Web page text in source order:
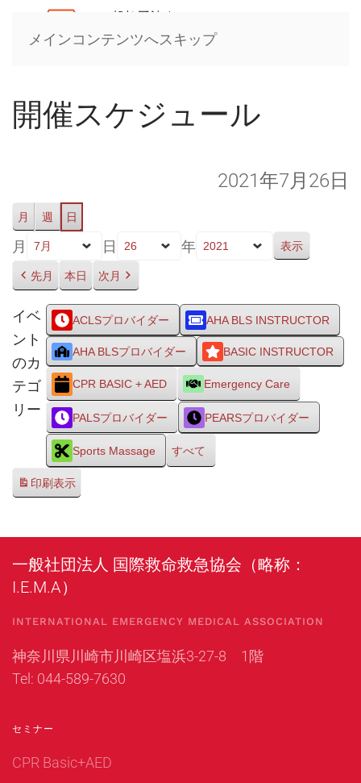
メインコンテンツへスキップ
開催スケジュール
2021年7月26日
月 週 日
月 日 年
先月 本日 次月
イベ
ント
のカ
テゴ
リー
ACLSプロバイダー AHA BLS INSTRUCTOR
AHA BLSプロバイダー BASIC INSTRUCTOR
CPR BASIC + AED Emergency Care
PALSプロバイダー PEARSプロバイダー
Sports Massage すべて
印刷表示
一般社団法人 国際救命救急協会（略称：
I.E.M.A）
INTERNATIONAL EMERGENCY MEDICAL ASSOCIATION
神奈川県川崎市川崎区塩浜3-27-8 1階
Tel: 044-589-7630
セミナー
CPR Basic+AED